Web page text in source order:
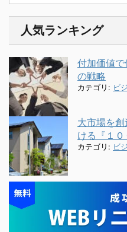
人気ランキング
付加価値
の戦略
カテゴリ: ビ
大市場を
ける『１０
カテゴリ: ビ